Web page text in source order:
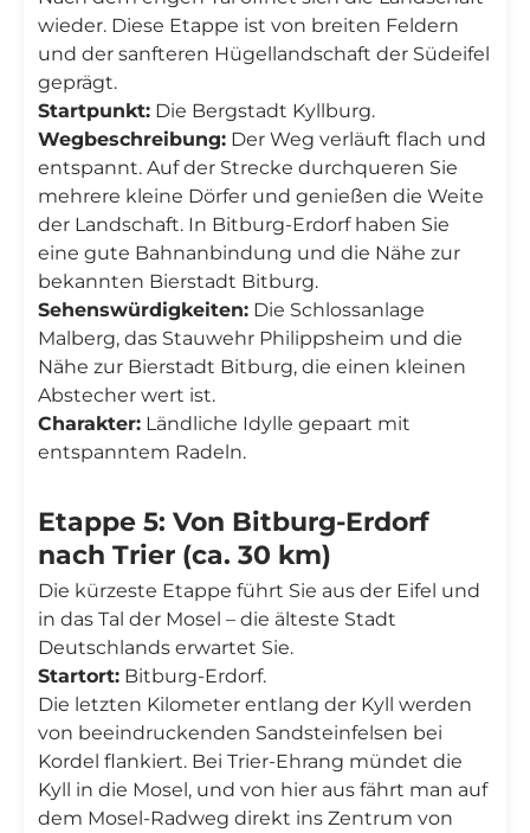
wieder. Diese Etappe ist von breiten Feldern
und der sanfteren Hügellandschaft der Südeifel
geprägt.
Startpunkt: Die Bergstadt Kyllburg.
Wegbeschreibung: Der Weg verläuft flach und
entspannt. Auf der Strecke durchqueren Sie
mehrere kleine Dörfer und genießen die Weite
der Landschaft. In Bitburg-Erdorf haben Sie
eine gute Bahnanbindung und die Nähe zur
bekannten Bierstadt Bitburg.
Sehenswürdigkeiten: Die Schlossanlage
Malberg, das Stauwehr Philippsheim und die
Nähe zur Bierstadt Bitburg, die einen kleinen
Abstecher wert ist.
Charakter: Ländliche Idylle gepaart mit
entspanntem Radeln.
Etappe 5: Von Bitburg-Erdorf
nach Trier (ca. 30 km)
Die kürzeste Etappe führt Sie aus der Eifel und
in das Tal der Mosel – die älteste Stadt
Deutschlands erwartet Sie.
Startort: Bitburg-Erdorf.
Die letzten Kilometer entlang der Kyll werden
von beeindruckenden Sandsteinfelsen bei
Kordel flankiert. Bei Trier-Ehrang mündet die
Kyll in die Mosel, und von hier aus fährt man auf
dem Mosel-Radweg direkt ins Zentrum von